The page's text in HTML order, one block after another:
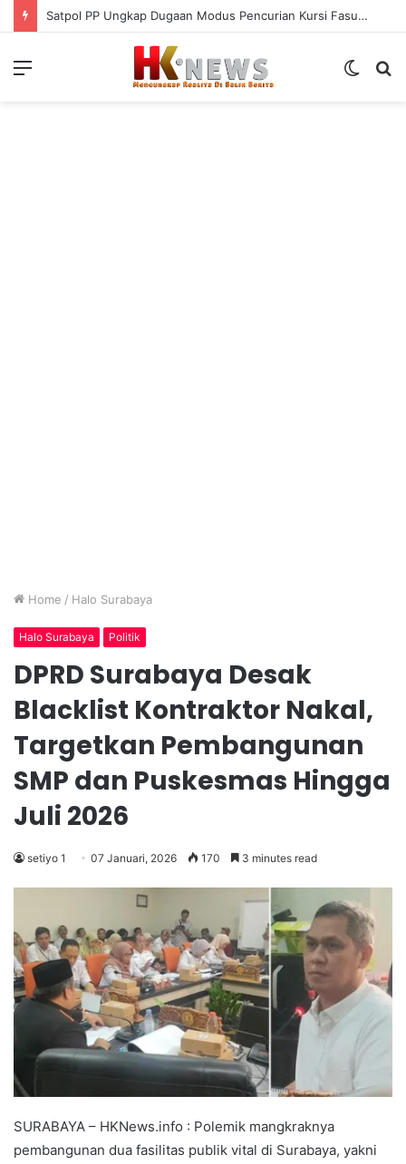
Satpol PP Ungkap Dugaan Modus Pencurian Kursi Fasum Pemkot Surabaya Pakai Ambulans
Menu
Switch
Home / Halo Surabaya
Halo Surabaya Politik
DPRD Surabaya Desak
Blacklist Kontraktor Nakal,
Targetkan Pembangunan
SMP dan Puskesmas Hingga
Juli 2026
setiyo 1 07 Januari, 2026 170 3 minutes read
SURABAYA – HKNews.info : Polemik mangkraknya
pembangunan dua fasilitas publik vital di Surabaya, yakni